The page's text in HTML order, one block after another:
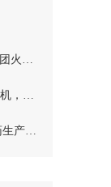
CPHI& PMEC-信销 中国制药经理人买家团火热来袭，再创佳绩！
湖南正中联排塑料安瓿灯检机&电子检漏机，专利技术强强联手，把好药品质量关
DeepSeek一分钟给恒瑞制药出了一份制药生产质量管理工作计划，专业人事都夸牛